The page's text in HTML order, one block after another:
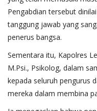
Pengabdian tersebut
tanggung jawab yang
penerus bangsa.
Sementara itu, Kapolres
M.Psi., Psikolog, dalam
kepada seluruh pengurus
mereka dalam membina